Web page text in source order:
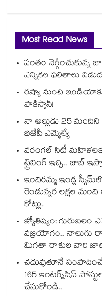
Most Read News
పంతం నెగ్గించుకున్న
ఎన్నికల ఫలితాలు
రష్యా నుంచి
పాకిస్తాన్!
నా అల్లుడు 25 మందిని
బీజేపీ ఎమ్మెల్యే
వరంగల్ సిటీ
ట్రైనింగ్ ఇచ్చి.. జాబ్
ఇందిరమ్మ ఇండ్ల
రెండున్నర లక్షల
కోట్లు..
జ్యోతిష్యం: గురుబలం
వజ్రయోగం.. నాలుగు
మిగతా రాశుల వారి
చదువుతూనే
165 ఇంటర్న్‌షిప్
చేసుకోండి..